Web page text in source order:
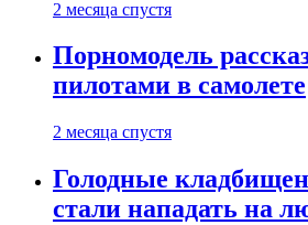
2 месяца спустя
Порномодель
пилотами в самолете
2 месяца спустя
Голодные
стали нападать на